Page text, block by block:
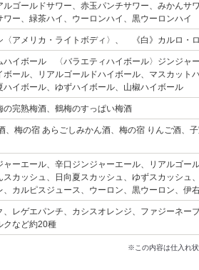
ルゴールドサワー、赤玉パンチサワー、みかんサ
ワー、緑茶ハイ、ウーロンハイ、黒ウーロンハイ
〈アメリカ・ライトボディ〉、 《白》カルロ・
ハイボール 〈バラエティハイボール〉ジンジャ
ボール、リアルゴールドハイボール、マスカット
ハイボール、ゆずハイボール、山椒ハイボール
の完熟梅酒、鶴梅のすっぱい梅酒
、梅の宿 あらごしみかん酒、梅の宿 りんご酒、
ャーエール、辛口ジンジャーエール、リアルゴー
スカッシュ、日向夏スカッシュ、ゆずスカッシュ
、カルピスジュース、ウーロン、黒ウーロン、伊
レゲエパンチ、カシスオレンジ、ファジーネー
クなど約20種
※この内容は仕入れ状